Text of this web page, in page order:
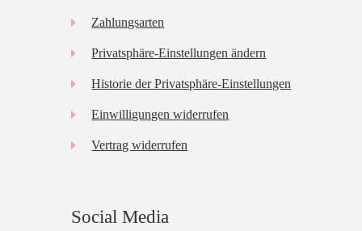
Zahlungsarten
Privatsphäre-Einstellungen ändern
Historie der Privatsphäre-Einstellungen
Einwilligungen widerrufen
Vertrag widerrufen
Social Media